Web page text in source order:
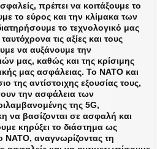
πρέπει να κοιτάξουμε το
το εύρος και την κλίμακα των
το τεχνολογικό μας
τις αξίες και τους
να αυξάνουμε την
μας, καθώς και της κρίσιμης
μας ασφάλειας. Το ΝΑΤΟ και
της αντίστοιχης εξουσίας τους,
την ασφάλεια των
της 5G,
να βασίζονται σε ασφαλή και
κηρύξει το διάστημα ως
ΝΑΤΟ, αναγνωρίζοντας τη